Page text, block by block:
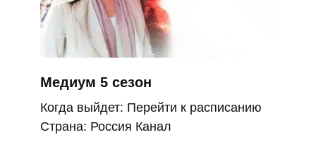
Медиум 5 сезон
Когда выйдет: Перейти к расписанию
Страна: Россия Канал